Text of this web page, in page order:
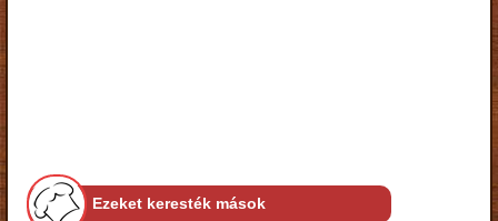
Ezeket keresték mások